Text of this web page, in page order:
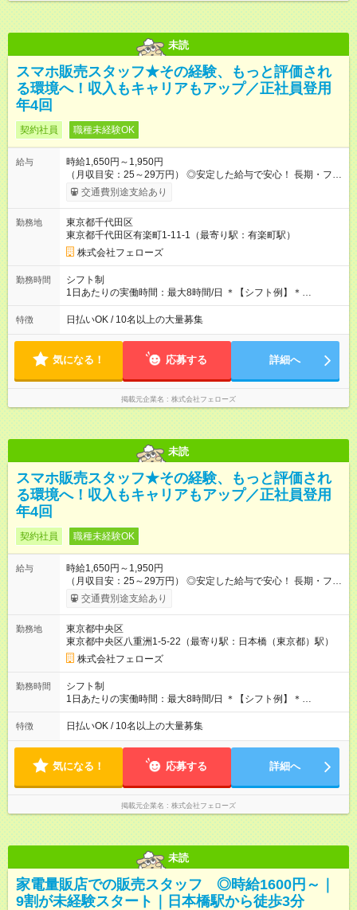
未読
スマホ販売スタッフ★その経験、もっと評価され
る環境へ！収入もキャリアもアップ／正社員登用
年4回
契約社員 職種未経験OK
給与
時給1,650円～1,950円
（月収目安：25～29万円） ◎安定した給与で安心！ 長期・フル
タイムで勤務いただける方にお越しいただきたいと思っていま
す。シフトが削られることはないので、安定した給与が入りま
たいという人もいると思います。このあたりは柔軟に対応する
ので、お気軽にご相談ください！ ※2ヶ月の試用期間がありま
す。その間の給与・待遇に変更はありません。 【試用期間】試
用期間あり 試用期間の長さ：2ヶ月 雇用形態、給与は本採用時
と同じです。
交通費別途支給あり
勤務地
東京都千代田区
東京都千代田区有楽町1-11-1（最寄り駅：有楽町駅）
株式会社フェローズ
勤務時間
シフト制
1日あたりの実働時間：最大8時間/日 ＊【シフト例】＊
(1) 10:00～19:00 (2) 11:00～20:00 (3) 12:00～21:00 など ◎
いずれも実働8時間・休憩1時間です。中抜けシフトなどはあり
たい」などあれば相談に応じますのでおっしゃってください！
特徴 日払いOK / 10名以上の大量募集
気になる！ 応募する 詳細へ
掲載元企業名 株式会社フェローズ
未読
スマホ販売スタッフ★その経験、もっと評価され
る環境へ！収入もキャリアもアップ／正社員登用
年4回
契約社員 職種未経験OK
給与
時給1,650円～1,950円
（月収目安：25～29万円） ◎安定した給与で安心！ 長期・フル
タイムで勤務いただける方にお越しいただきたいと思っていま
す。シフトが削られることはないので、安定した給与が入りま
たいという人もいると思います。このあたりは柔軟に対応する
ので、お気軽にご相談ください！ ※2ヶ月の試用期間がありま
す。その間の給与・待遇に変更はありません。 【試用期間】試
用期間あり 試用期間の長さ：2ヶ月 雇用形態、給与は本採用時
と同じです。
交通費別途支給あり
勤務地
東京都中央区
東京都中央区八重洲1-5-22（最寄り駅：日本橋（東京都）駅）
株式会社フェローズ
勤務時間
シフト制
1日あたりの実働時間：最大8時間/日 ＊【シフト例】＊
(1) 10:00～19:00 (2) 11:00～20:00 (3) 12:00～21:00 など ◎
いずれも実働8時間・休憩1時間です。中抜けシフトなどはあり
たい」などあれば相談に応じますのでおっしゃってください！
特徴 日払いOK / 10名以上の大量募集
気になる！ 応募する 詳細へ
掲載元企業名 株式会社フェローズ
未読
家電量販店での販売スタッフ ◎時給1600円～｜
9割が未経験スタート｜日本橋駅から徒歩3分